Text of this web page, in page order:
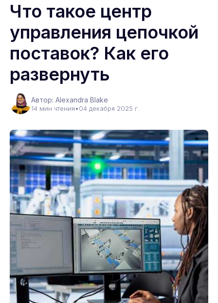
Что такое центр
управления цепочкой
поставок? Как его
развернуть
Автор: Alexandra Blake
14 мин чтения•04 декабря 2025 г.